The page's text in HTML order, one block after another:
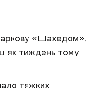
«Шахедом»,
як тиждень тому
тяжких